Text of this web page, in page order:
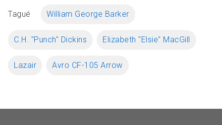
Tagué William George Barker
C.H. "Punch" Dickins Elizabeth "Elsie" MacGill
Lazair Avro CF-105 Arrow